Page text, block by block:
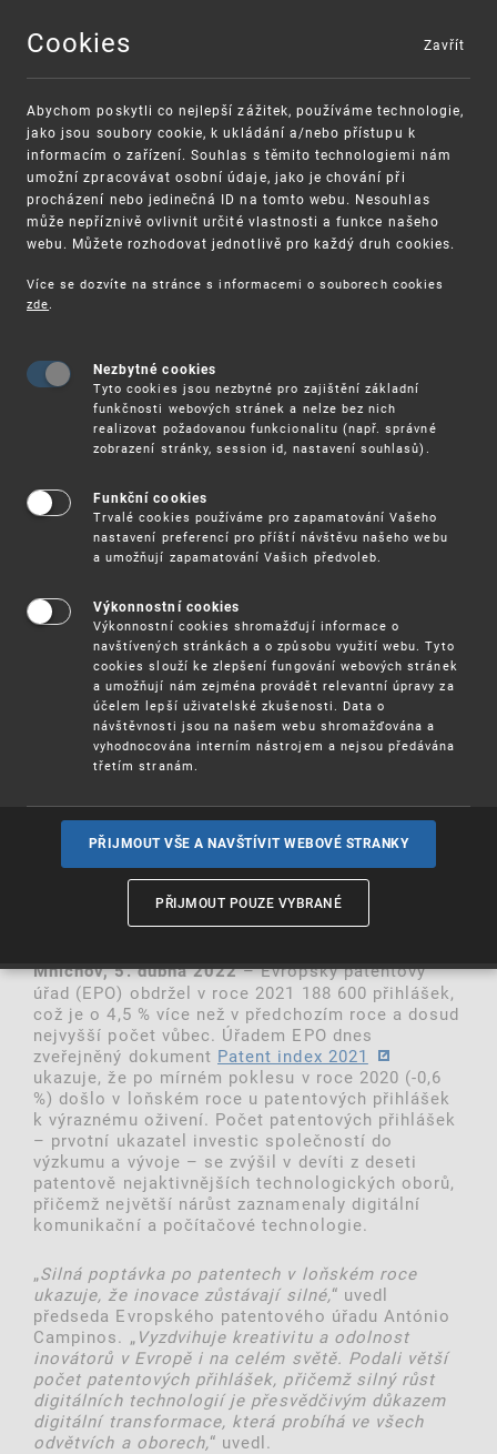
MENU
UPV
Tisková zpráva EPO: Navzdory pandemii
dosahuje počet patentových přihlášek v
Evropě v roce 2021 rekordní úrovně
patentového úřadu o 4,5 %
Výrazné oživení po mírném propadu v roce
Digitální a zdravotnické technologie hlavními
hnacími silami růstu
Prudký nárůst v oblasti audiovizuální techniky
a polovodičů
Hlavní země původu USA, Německo, Japonsko,
Čína nejvýraznější nárůst (+24 %)
Huawei na prvním místě žebříčku
přihlašovatelů před Samsungem, LG,
Ericssonem a Siemensem
Mnichov, 5. dubna 2022– Evropský patentový
úřad (EPO) obdržel v roce 2021 188 600 přihlášek,
což je o 4,5 % více než v předchozím roce a dosud
nejvyšší počet vůbec. Úřadem EPO dnes
zveřejněný dokument Patent index 2021
ukazuje, že po mírném poklesu v roce 2020 (-0,6
%) došlo v loňském roce u patentových přihlášek
k výraznému oživení. Počet patentových přihlášek
– prvotní ukazatel investic společností do
výzkumu a vývoje – se zvýšil v devíti z deseti
patentově nejaktivnějších technologických oborů,
přičemž největší nárůst zaznamenaly digitální
komunikační a počítačové technologie.
„Silná poptávka po patentech v loňském roce
ukazuje, že inovace zůstávají silné,“ uvedl
předseda Evropského patentového úřadu António
Campinos. „ Vyzdvihuje kreativitu a odolnost
inovátorů v Evropě i na celém světě. Podali větší
počet patentových přihlášek, přičemž silný růst
digitálních technologií je přesvědčivým důkazem
digitální transformace, která probíhá ve všech
odvětvích a oborech,“ uvedl.
Cookies
Abychom poskytli co nejlepší zážitek, používáme technologie,
jako jsou soubory cookie, k ukládání a/nebo přístupu k
informacím o zařízení. Souhlas s těmito technologiemi nám
umožní zpracovávat osobní údaje, jako je chování při
procházení nebo jedinečná ID na tomto webu. Nesouhlas
může nepříznivě ovlivnit určité vlastnosti a funkce našeho
webu. Můžete rozhodovat jednotlivě pro každý druh cookies.
Více se dozvíte na stránce s informacemi o souborech cookies
zde.
Nezbytné cookies
Tyto cookies jsou nezbytné pro zajištění základní
funkčnosti webových stránek a nelze bez nich
realizovat požadovanou funkcionalitu (např. správné
zobrazení stránky, session id, nastavení souhlasů).
Funkční cookies
Trvalé cookies používáme pro zapamatování Vašeho
nastavení preferencí pro příští návštěvu našeho webu
a umožňují zapamatování Vašich předvoleb.
Výkonnostní cookies
Výkonnostní cookies shromažďují informace o
navštívených stránkách a o způsobu využití webu. Tyto
cookies slouží ke zlepšení fungování webových stránek
a umožňují nám zejména provádět relevantní úpravy za
účelem lepší uživatelské zkušenosti. Data o
návštěvnosti jsou na našem webu shromažďována a
vyhodnocována interním nástrojem a nejsou předávána
třetím stranám.
PŘIJMOUT VŠE A NAVŠTÍVIT WEBOVÉ STRANKY
PŘIJMOUT POUZE VYBRANÉ
Zavřít